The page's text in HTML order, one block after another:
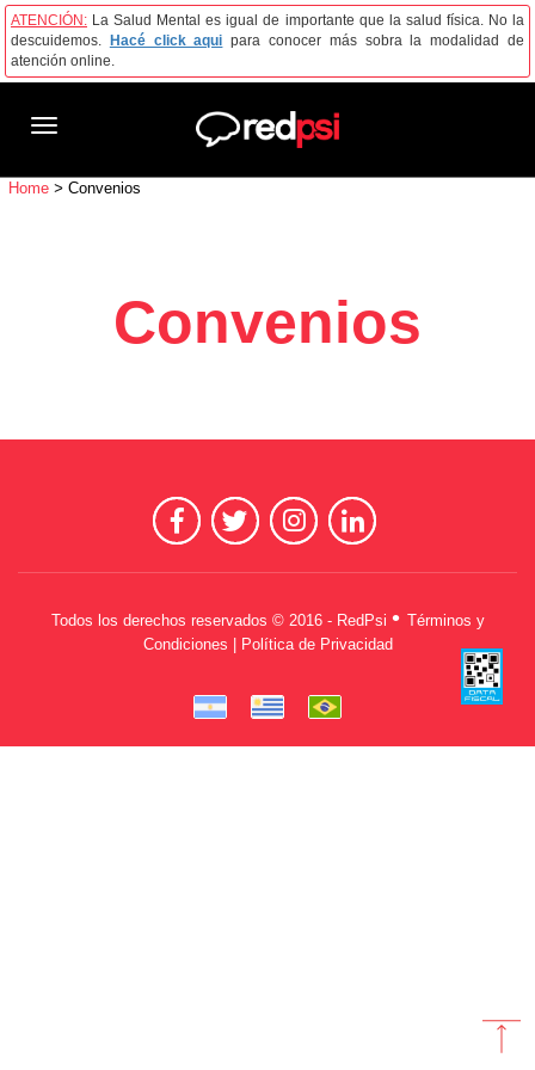
ATENCIÓN: La Salud Mental es igual de importante que la salud física. No la
descuidemos.
Hacé click aqui para conocer más sobra la modalidad de
atención online.
Toggle
Home > Convenios
Convenios
Todos los derechos reservados © 2016 - RedPsi • Términos y
Condiciones | Política de Privacidad